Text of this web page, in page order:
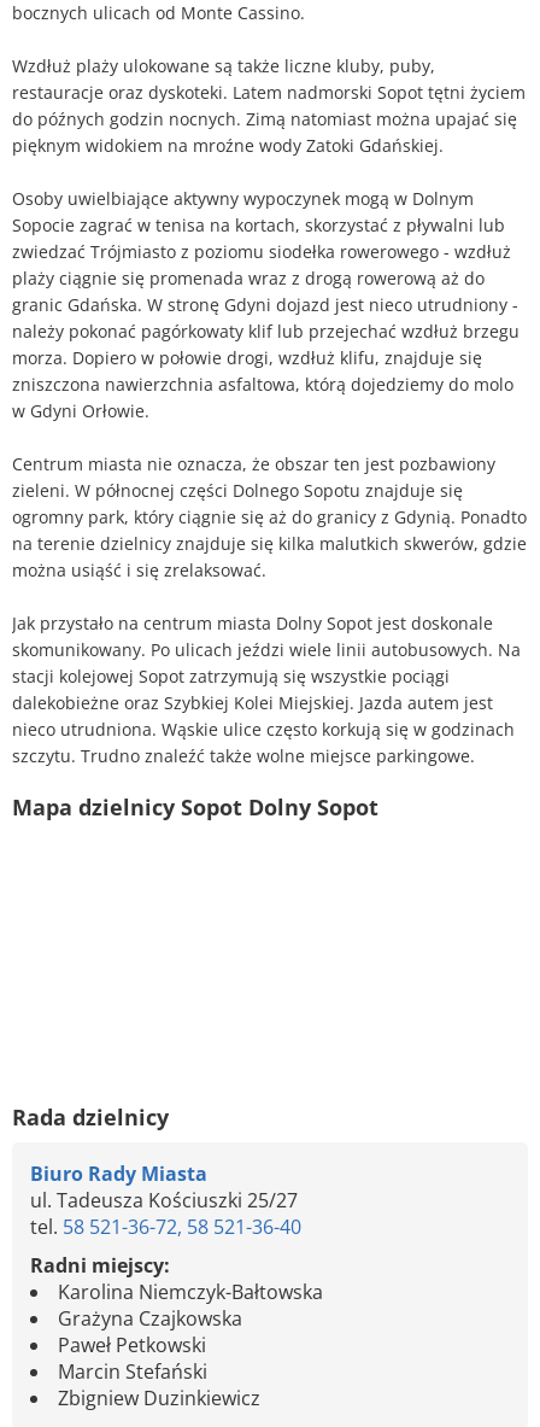
bocznych ulicach od Monte Cassino.
Wzdłuż plaży ulokowane są także liczne kluby, puby,
restauracje oraz dyskoteki. Latem nadmorski Sopot tętni życiem
do późnych godzin nocnych. Zimą natomiast można upajać się
pięknym widokiem na mroźne wody Zatoki Gdańskiej.
Osoby uwielbiające aktywny wypoczynek mogą w Dolnym
Sopocie zagrać w tenisa na kortach, skorzystać z pływalni lub
zwiedzać Trójmiasto z poziomu siodełka rowerowego - wzdłuż
plaży ciągnie się promenada wraz z drogą rowerową aż do
granic Gdańska. W stronę Gdyni dojazd jest nieco utrudniony -
należy pokonać pagórkowaty klif lub przejechać wzdłuż brzegu
morza. Dopiero w połowie drogi, wzdłuż klifu, znajduje się
zniszczona nawierzchnia asfaltowa, którą dojedziemy do molo
w Gdyni Orłowie.
Centrum miasta nie oznacza, że obszar ten jest pozbawiony
zieleni. W północnej części Dolnego Sopotu znajduje się
ogromny park, który ciągnie się aż do granicy z Gdynią. Ponadto
na terenie dzielnicy znajduje się kilka malutkich skwerów, gdzie
można usiąść i się zrelaksować.
Jak przystało na centrum miasta Dolny Sopot jest doskonale
skomunikowany. Po ulicach jeździ wiele linii autobusowych. Na
stacji kolejowej Sopot zatrzymują się wszystkie pociągi
dalekobieżne oraz Szybkiej Kolei Miejskiej. Jazda autem jest
nieco utrudniona. Wąskie ulice często korkują się w godzinach
szczytu. Trudno znaleźć także wolne miejsce parkingowe.
Mapa dzielnicy Sopot Dolny Sopot
Rada dzielnicy
Biuro Rady Miasta
ul. Tadeusza Kościuszki 25/27
tel. 58 521-36-72, 58 521-36-40
Radni miejscy:
Karolina Niemczyk-Bałtowska
Grażyna Czajkowska
Paweł Petkowski
Marcin Stefański
Zbigniew Duzinkiewicz